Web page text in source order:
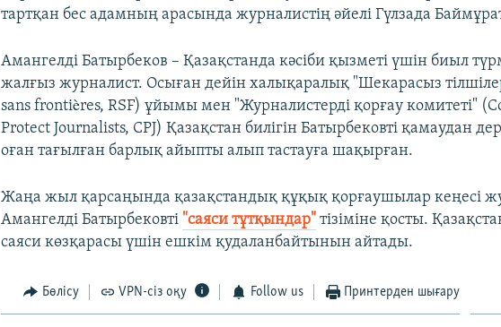
тартқан бес адамның арасында журналистің әйелі Гүлзада
Амангелді Батырбеков – Қазақстанда кәсіби қызметі үшін биыл
жалғыз журналист. Осыған дейін халықаралық "Шекарасыз
sans frontières, RSF) ұйымы мен "Журналистерді қорғау комитеті"
Protect Journalists, CPJ) Қазақстан билігін Батырбековті қамаудан
оған тағылған барлық айыпты алып тастауға шақырған.
Жаңа жыл қарсаңында қазақстандық құқық қорғаушылар кеңесі
Амангелді Батырбековті "саяси тұтқындар" тізіміне қосты.
саяси көзқарасы үшін ешкім қудаланбайтынын айтады.
Бөлісу VPN-сіз оқу Follow us Принтерден шығару